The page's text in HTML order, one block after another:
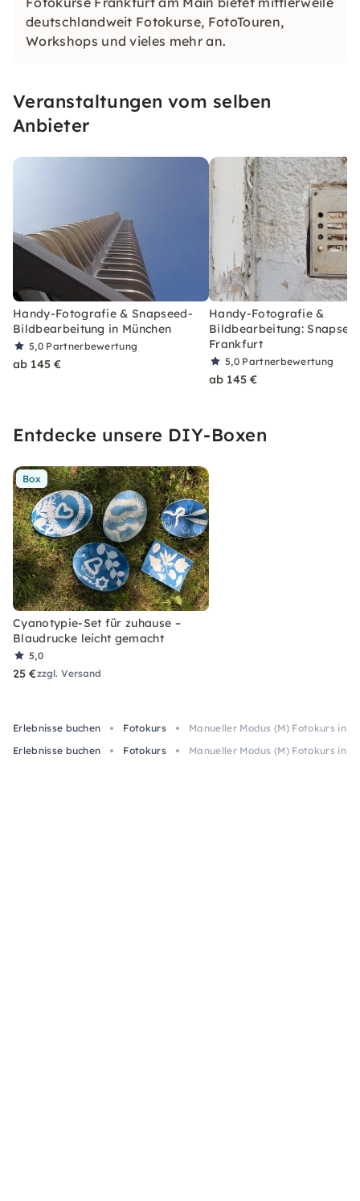
deutschlandweit Fotokurse, FotoTouren,
Workshops und vieles mehr an.
Veranstaltungen vom selben
Anbieter
Handy-Fotografie & Snapseed-
Bildbearbeitung in München
5,0 Partnerbewertung
ab 145 €
Handy-Fotografie &
Bildbearbeitung:
Frankfurt
5,0 Partnerbewertung
ab 145 €
Entdecke unsere DIY-Boxen
Box
Cyanotypie-Set für zuhause –
Blaudrucke leicht gemacht
5,0
25 €zzgl. Versand
Erlebnisse buchen Fotokurs
Manueller Modus (M) Fotokurs in
Erlebnisse buchen
Fotokurs Manueller Modus (M) Fotokurs in